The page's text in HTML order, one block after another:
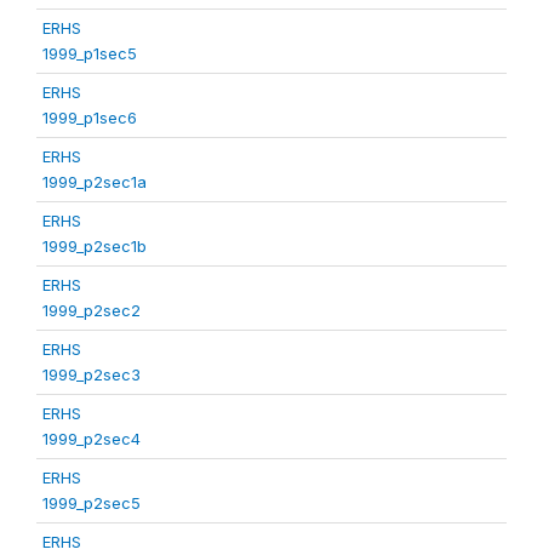
ERHS
1999_p1sec5
ERHS
1999_p1sec6
ERHS
1999_p2sec1a
ERHS
1999_p2sec1b
ERHS
1999_p2sec2
ERHS
1999_p2sec3
ERHS
1999_p2sec4
ERHS
1999_p2sec5
ERHS